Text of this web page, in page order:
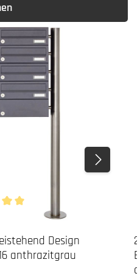
Bewertung von 5 von 5
Design
anthrazitgrau